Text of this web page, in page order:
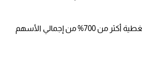
في حين بلغت نسبة التغطية أكثر من 700% من إجمالي الأسهم